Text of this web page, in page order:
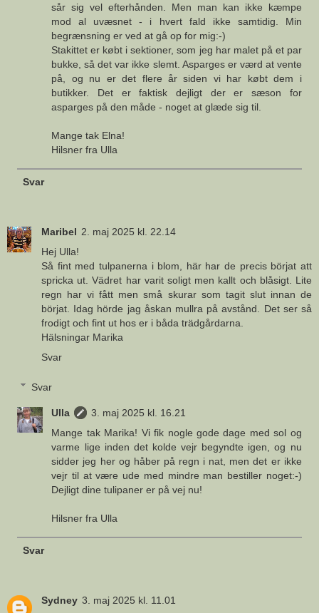
sår sig vel efterhånden. Men man kan ikke kæmpe
mod al uvæsnet - i hvert fald ikke samtidig. Min
begrænsning er ved at gå op for mig:-)
Stakittet er købt i sektioner, som jeg har malet på et par
bukke, så det var ikke slemt. Asparges er værd at vente
på, og nu er det flere år siden vi har købt dem i
butikker. Det er faktisk dejligt der er sæson for
asparges på den måde - noget at glæde sig til.
Mange tak Elna!
Hilsner fra Ulla
Svar
Maribel 2. maj 2025 kl. 22.14
Hej Ulla!
Så fint med tulpanerna i blom, här har de precis börjat att
spricka ut. Vädret har varit soligt men kallt och blåsigt. Lite
regn har vi fått men små skurar som tagit slut innan de
börjat. Idag hörde jag åskan mullra på avstånd. Det ser så
frodigt och fint ut hos er i båda trädgårdarna.
Hälsningar Marika
Svar
Svar
Ulla
3. maj 2025 kl. 16.21
Mange tak Marika! Vi fik nogle gode dage med sol og
varme lige inden det kolde vejr begyndte igen, og nu
sidder jeg her og håber på regn i nat, men det er ikke
vejr til at være ude med mindre man bestiller noget:-)
Dejligt dine tulipaner er på vej nu!
Hilsner fra Ulla
Svar
Sydney 3. maj 2025 kl. 11.01